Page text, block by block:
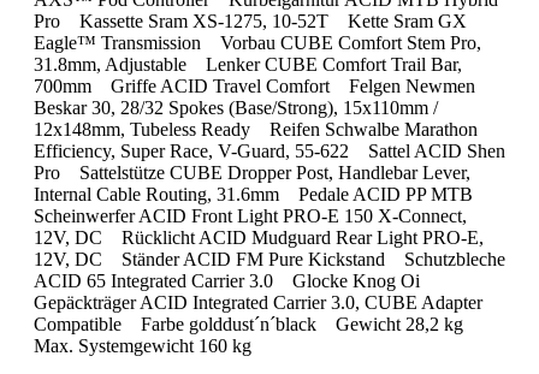
Pro Kassette Sram XS-1275, 10-52T Kette Sram GX
Eagle™ Transmission Vorbau CUBE Comfort Stem Pro,
31.8mm, Adjustable Lenker CUBE Comfort Trail Bar,
700mm Griffe ACID Travel Comfort Felgen Newmen
Beskar 30, 28/32 Spokes (Base/Strong), 15x110mm /
12x148mm, Tubeless Ready Reifen Schwalbe Marathon
Efficiency, Super Race, V-Guard, 55-622 Sattel ACID Shen
Pro Sattelstütze CUBE Dropper Post, Handlebar Lever,
Internal Cable Routing, 31.6mm Pedale ACID PP MTB
Scheinwerfer ACID Front Light PRO-E 150 X-Connect,
12V, DC Rücklicht ACID Mudguard Rear Light PRO-E,
12V, DC Ständer ACID FM Pure Kickstand Schutzbleche
ACID 65 Integrated Carrier 3.0 Glocke Knog Oi
Gepäckträger ACID Integrated Carrier 3.0, CUBE Adapter
Compatible Farbe golddust´n´black Gewicht 28,2 kg
Max. Systemgewicht 160 kg